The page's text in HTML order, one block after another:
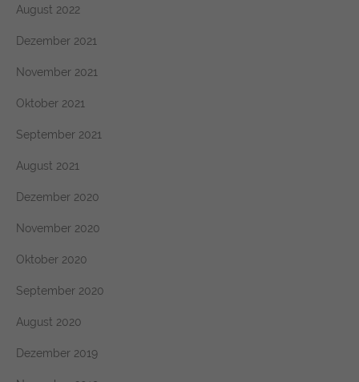
August 2022
Dezember 2021
November 2021
Oktober 2021
September 2021
August 2021
Dezember 2020
November 2020
Oktober 2020
September 2020
August 2020
Dezember 2019